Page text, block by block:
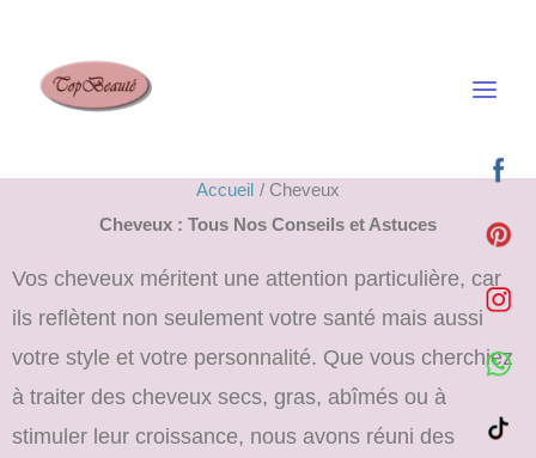
contenu
Accueil
Cheveux
Cheveux : Tous Nos Conseils et Astuces
Vos cheveux méritent une attention particulière, car
ils reflètent non seulement votre santé mais aussi
votre style et votre personnalité. Que vous cherchiez
à traiter des cheveux secs, gras, abîmés ou à
stimuler leur croissance, nous avons réuni des